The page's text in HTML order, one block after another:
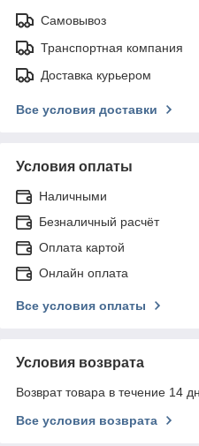
Самовывоз
Транспортная компания
Доставка курьером
Все условия доставки
Условия оплаты
Наличными
Безналичный расчёт
Оплата картой
Онлайн оплата
Все условия оплаты
Условия возврата
Возврат товара в течение 14
Все условия возврата